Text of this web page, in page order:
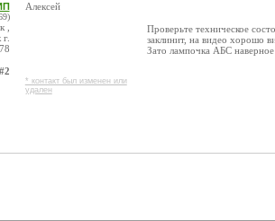
,
#2
Алексей
* контакт был изменен или
удален
Проверьте техническое
заклинит, на видео хорошо
Зато лампочка АБС